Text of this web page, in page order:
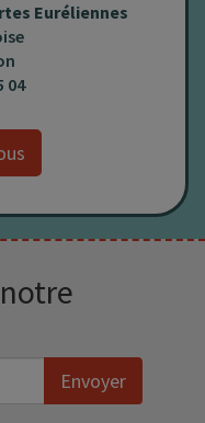
Euréliennes
04
Envoyer